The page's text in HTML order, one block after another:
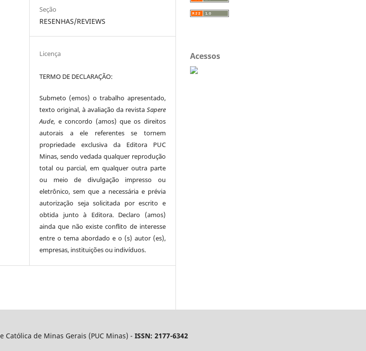
Seção
RESENHAS/REVIEWS
Licença
TERMO DE DECLARAÇÃO:
Submeto (emos) o trabalho apresentado,
texto original, à avaliação da revista Sapere
Aude, e concordo (amos) que os direitos
autorais a ele referentes se tornem
propriedade exclusiva da Editora PUC
Minas, sendo vedada qualquer reprodução
total ou parcial, em qualquer outra parte
ou meio de divulgação impresso ou
eletrônico, sem que a necessária e prévia
autorização seja solicitada por escrito e
obtida junto à Editora. Declaro (amos)
ainda que não existe conflito de interesse
entre o tema abordado e o (s) autor (es),
empresas, instituições ou indivíduos.
Acessos
Católica de Minas Gerais (PUC Minas) - ISSN: 2177-6342